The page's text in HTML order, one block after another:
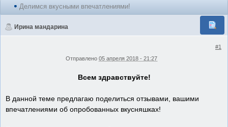
Делимся вкусными впечатлениями!
Ирина мандарина
#1
Отправлено 05 апреля 2018 - 21:27
Всем здравствуйте!
В данной теме предлагаю поделиться отзывами, вашими
впечатлениями об опробованных вкусняшках!